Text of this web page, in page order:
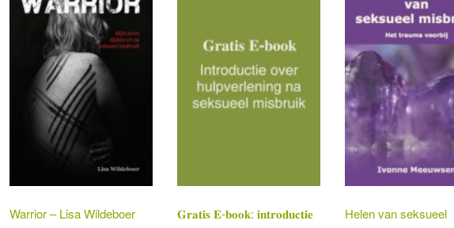
Warrior – Lisa Wildeboer
𝐆𝐫𝐚𝐭𝐢𝐬 𝐄-𝐛𝐨𝐨𝐤: 𝐢𝐧𝐭𝐫𝐨𝐝𝐮𝐜𝐭𝐢𝐞
Helen van seksueel